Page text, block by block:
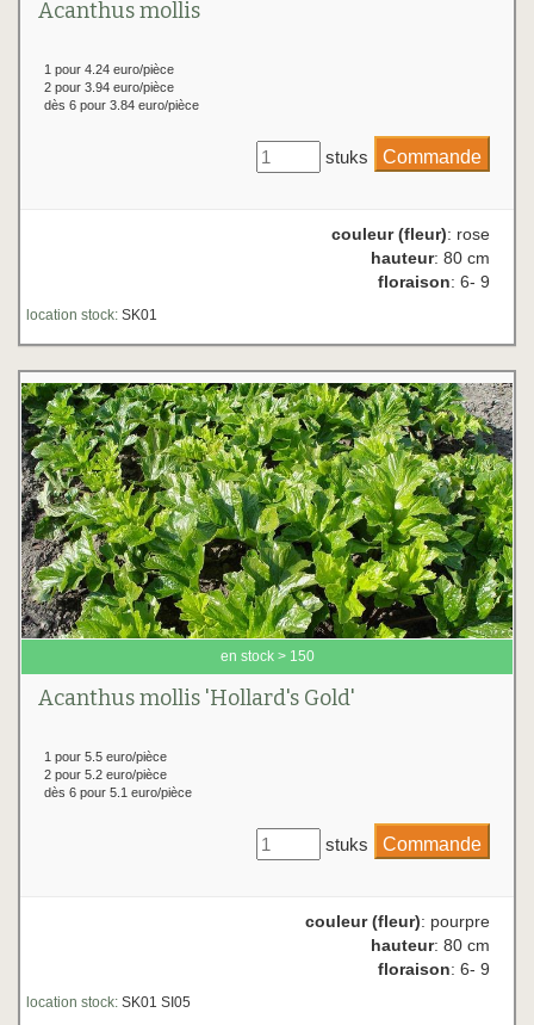
Acanthus mollis
1 pour 4.24 euro/pièce
2 pour 3.94 euro/pièce
dès 6 pour 3.84 euro/pièce
stuks
couleur (fleur): rose
hauteur: 80 cm
floraison: 6- 9
location stock: SK01
en stock > 150
Acanthus mollis 'Hollard's Gold'
1 pour 5.5 euro/pièce
2 pour 5.2 euro/pièce
dès 6 pour 5.1 euro/pièce
stuks
couleur (fleur): pourpre
hauteur: 80 cm
floraison: 6- 9
location stock: SK01 SI05